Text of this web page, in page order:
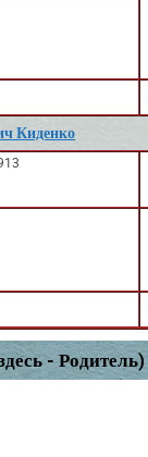
Киденко
- Родитель)